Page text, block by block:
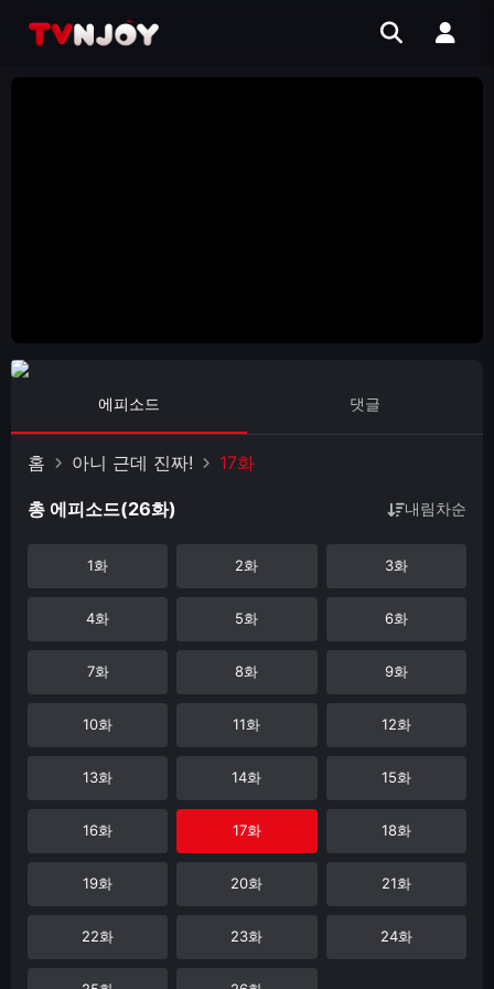
에피소드 댓글
홈 아니 근데 진짜! 17화
총 에피소드(26화) 내림차순
1화 2화 3화
4화 5화 6화
7화 8화 9화
10화 11화 12화
13화 14화 15화
16화 17화 18화
19화 20화 21화
22화 23화 24화